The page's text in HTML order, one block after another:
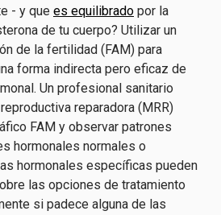
- y que es equilibrado por la
de tu cuerpo? Utilizar un
de la fertilidad (FAM) para
forma indirecta pero eficaz de
Un profesional sanitario
reparadora (MRR)
FAM y observar patrones
hormonales normales o
hormonales específicas pueden
las opciones de tratamiento
si padece alguna de las